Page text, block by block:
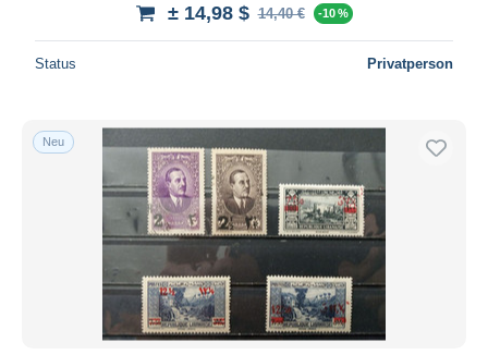
± 14,98 $ 14,40 € -10 %
Status Privatperson
Neu